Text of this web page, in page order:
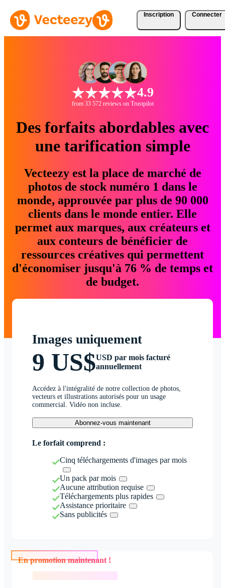
Inscription Connecter
4.9
from 33 572 reviews on Trustpilot
Des forfaits abordables avec
une tarification simple
Vecteezy est la place de marché de
photos de stock numéro 1 dans le
monde, approuvée par plus de 90 000
clients dans le monde entier. Elle
permet aux marques, aux créateurs et
aux conteurs de bénéficier de
ressources créatives qui permettent
d'économiser jusqu'à 76 % de temps et
de budget.
Images uniquement
9 US$USD par mois facturé
annuellement
Accédez à l'intégralité de notre collection de photos,
vecteurs et illustrations autorisés pour un usage
commercial. Vidéo non incluse.
Abonnez-vous maintenant
Le forfait comprend :
Cinq téléchargements d'images par mois
Un pack par mois
Aucune attribution requise
Téléchargements plus rapides
Assistance prioritaire
Sans publicités
En promotion maintenant !